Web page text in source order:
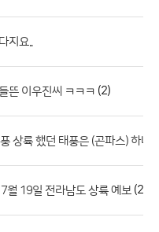
지요..
뜬 이우진씨 ㅋㅋㅋ (2)
상륙 했던 태풍은 (곤파스) 하나
7월 19일 전라남도 상륙 예보 (2)